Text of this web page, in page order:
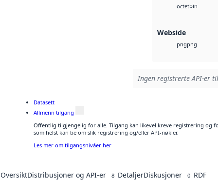
octetbin
Webside
pngpng
Ingen registrerte API-er
Datasett
Allmenn tilgang
Offentlig tilgjengelig for alle. Tilgang kan likevel kreve registrering og
som helst kan be om slik registrering og/eller API-nøkler.
Les mer om tilgangsnivåer her
OversiktDistribusjoner og API-er 8 DetaljerDiskusjoner 0 RDF